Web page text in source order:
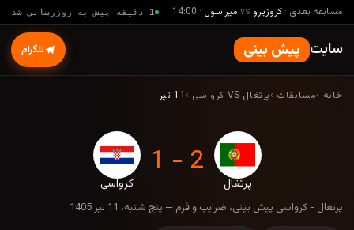
مسابقه بعدی · کروزیرو vs میراسول ·
14:00 1 دقیقه پیش به روزرسانی شد
سایت پیش بینی تلگرام
خانه ›مسابقات ›پرتغال VS کرواسی › 11 تیر
پرتغال
2 - 1
کرواسی
پرتغال - کرواسی پیش بینی، ضرایب و فرم —
پرتغال - کرواسی پیش بینی، ضرایب و فرم — پنج شنبه، 11 تیر 1405